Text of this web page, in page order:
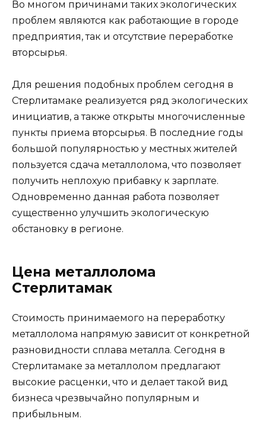
Во многом причинами таких экологических
проблем являются как работающие в городе
предприятия, так и отсутствие переработке
вторсырья.
Для решения подобных проблем сегодня в
Стерлитамаке реализуется ряд экологических
инициатив, а также открыты многочисленные
пункты приема вторсырья. В последние годы
большой популярностью у местных жителей
пользуется сдача металлолома, что позволяет
получить неплохую прибавку к зарплате.
Одновременно данная работа позволяет
существенно улучшить экологическую
обстановку в регионе.
Цена металлолома
Стерлитамак
Стоимость принимаемого на переработку
металлолома напрямую зависит от конкретной
разновидности сплава металла. Сегодня в
Стерлитамаке за металлолом предлагают
высокие расценки, что и делает такой вид
бизнеса чрезвычайно популярным и
прибыльным.